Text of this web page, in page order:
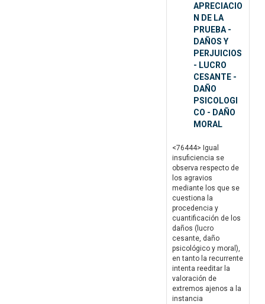
APRECIACIO
N DE LA
PRUEBA -
DAÑOS Y
PERJUICIOS
- LUCRO
CESANTE -
DAÑO
PSICOLOGI
CO - DAÑO
MORAL
<76444> Igual
insuficiencia se
observa respecto de
los agravios
mediante los que se
cuestiona la
procedencia y
cuantificación de los
daños (lucro
cesante, daño
psicológico y moral),
en tanto la recurrente
intenta reeditar la
valoración de
extremos ajenos a la
instancia